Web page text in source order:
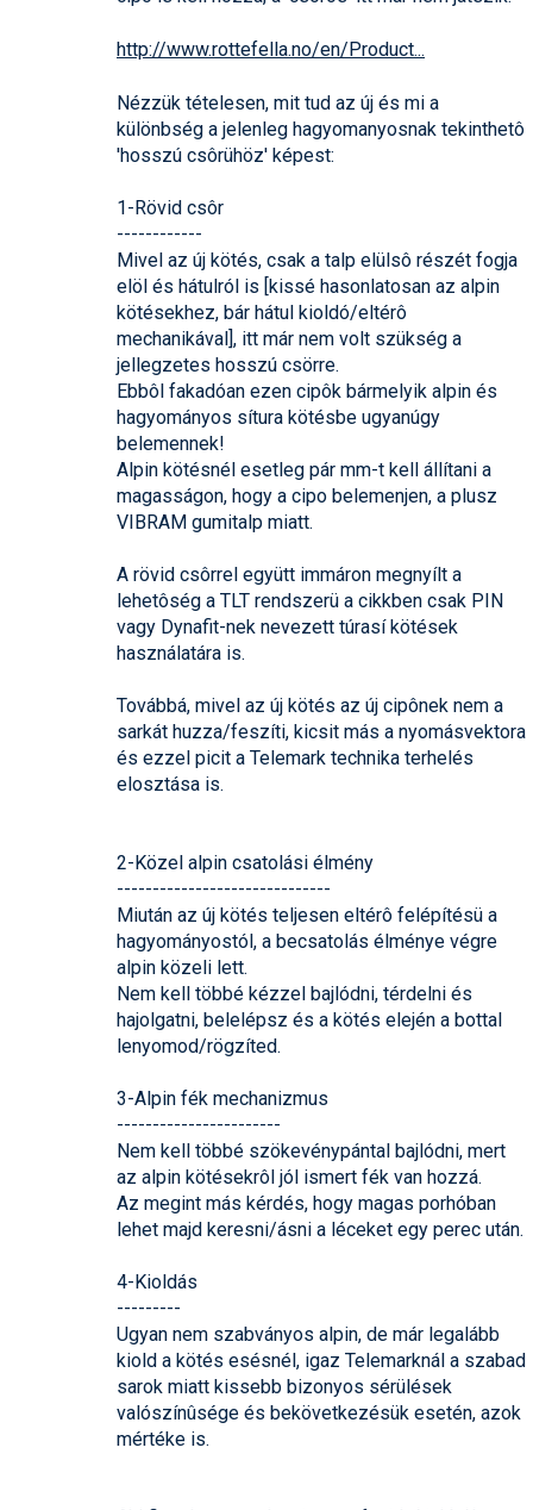
http://www.rottefella.no/en/Product...
Nézzük tételesen, mit tud az új és mi a
különbség a jelenleg hagyomanyosnak tekinthetô
'hosszú csôrühöz' képest:
1-Rövid csôr
------------
Mivel az új kötés, csak a talp elülsô részét fogja
elöl és hátulról is [kissé hasonlatosan az alpin
kötésekhez, bár hátul kioldó/eltérô
mechanikával], itt már nem volt szükség a
jellegzetes hosszú csörre.
Ebbôl fakadóan ezen cipôk bármelyik alpin és
hagyományos sítura kötésbe ugyanúgy
belemennek!
Alpin kötésnél esetleg pár mm-t kell állítani a
magasságon, hogy a cipo belemenjen, a plusz
VIBRAM gumitalp miatt.
A rövid csôrrel együtt immáron megnyílt a
lehetôség a TLT rendszerü a cikkben csak PIN
vagy Dynafit-nek nevezett túrasí kötések
használatára is.
Továbbá, mivel az új kötés az új cipônek nem a
sarkát huzza/feszíti, kicsit más a nyomásvektora
és ezzel picit a Telemark technika terhelés
elosztása is.
2-Közel alpin csatolási élmény
------------------------------
Miután az új kötés teljesen eltérô felépítésü a
hagyományostól, a becsatolás élménye végre
alpin közeli lett.
Nem kell többé kézzel bajlódni, térdelni és
hajolgatni, belelépsz és a kötés elején a bottal
lenyomod/rögzíted.
3-Alpin fék mechanizmus
-----------------------
Nem kell többé szökevénypántal bajlódni, mert
az alpin kötésekrôl jól ismert fék van hozzá.
Az megint más kérdés, hogy magas porhóban
lehet majd keresni/ásni a léceket egy perec után.
4-Kioldás
---------
Ugyan nem szabványos alpin, de már legalább
kiold a kötés esésnél, igaz Telemarknál a szabad
sarok miatt kissebb bizonyos sérülések
valószínûsége és bekövetkezésük esetén, azok
mértéke is.